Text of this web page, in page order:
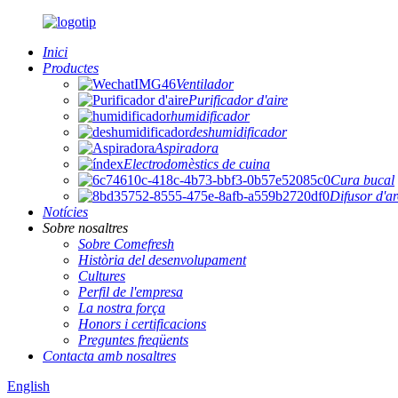
Inici
Productes
Ventilador
Purificador d'aire
humidificador
deshumidificador
Aspiradora
Electrodomèstics de cuina
Cura bucal
Difusor
Notícies
Sobre nosaltres
Sobre Comefresh
Història del desenvolupament
Cultures
Perfil de l'empresa
La nostra força
Honors i certificacions
Preguntes freqüents
Contacta amb nosaltres
English